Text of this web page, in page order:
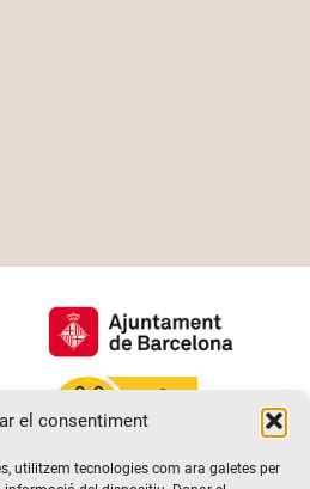
el consentiment
utilitzem tecnologies com ara galetes per